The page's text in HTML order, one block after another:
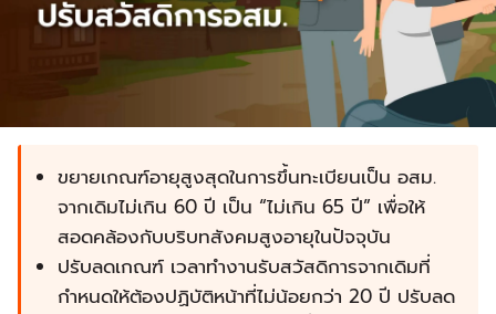
ขยายเกณฑ์อายุสูงสุดในการขึ้นทะเบียนเป็น อสม.
จากเดิมไม่เกิน 60 ปี เป็น “ไม่เกิน 65 ปี” เพื่อให้
สอดคล้องกับบริบทสังคมสูงอายุในปัจจุบัน
ปรับลดเกณฑ์ เวลาทำงานรับสวัสดิการจากเดิมที่
กำหนดให้ต้องปฏิบัติหน้าที่ไม่น้อยกว่า 20 ปี ปรับลด